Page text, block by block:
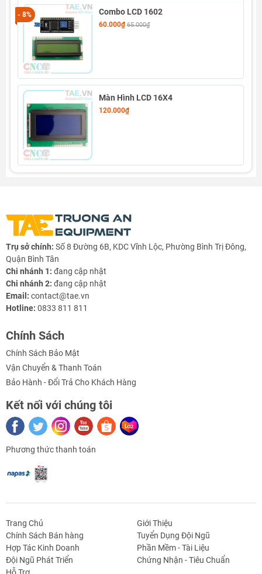
Định
Tải
Linh Kiện Siết -
Nối
Dụng Cụ Cầm
Tay
Máy Công Cụ
Tags :
#lcd_16x2 #i2cadapter #16X02 #1602 #adapter #lcd1602
- 8% Combo LCD 1602
60.000₫ 65.000₫
Màn Hình LCD 16X4
120.000₫
Trụ sở chính: Số 8 Đường 6B, KDC Vĩnh Lộc, Phường Bình Trị Đông,
Quận Bình Tân
Chi nhánh 1: đang cập nhật
Chi nhánh 2: đang cập nhật
Email: contact@tae.vn
Hotline: 0833 811 811
Chính Sách
Chính Sách Bảo Mật
Vận Chuyển & Thanh Toán
Bảo Hành - Đổi Trả Cho Khách Hàng
Kết nối với chúng tôi
Phương thức thanh toán
Trang Chủ
Giới Thiệu
Chính Sách Bán hàng
Tuyển Dụng Đội Ngũ
Hợp Tác Kinh Doanh
Phần Mềm - Tài Liệu
Đội Ngũ Phát Triển
Chứng Nhận - Tiêu Chuẩn
Hỗ Trợ